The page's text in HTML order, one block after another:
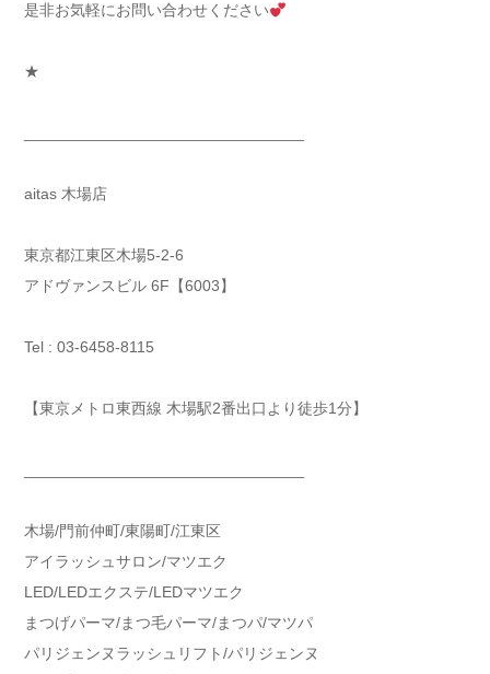
是非お気軽にお問い合わせください
★
aitas 木場店
東京都江東区木場5-2-6
アドヴァンスビル 6F【6003】
Tel : 03-6458-8115
【東京メトロ東西線 木場駅2番出口より徒歩1分】
木場/門前仲町/東陽町/江東区
アイラッシュサロン/マツエク
LED/LEDエクステ/LEDマツエク
まつげパーマ/まつ毛パーマ/まつパ/マツパ
パリジェンヌラッシュリフト/パリジェンヌ